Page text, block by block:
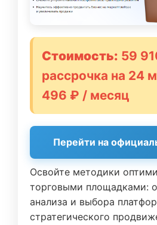
Стоимость: 59
рассрочка на 24
496 ₽ / месяц
Перейти на
Освойте методики
торговыми площадками:
анализа и выбора
стратегического